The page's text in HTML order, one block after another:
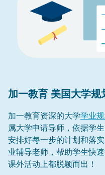
加一教育 美国大学规
加一教育资深的大学学业
属大学申请导师，依据学
安排好每一步的计划和落
业辅导老师，帮助学生快
课外活动上都脱颖而出！